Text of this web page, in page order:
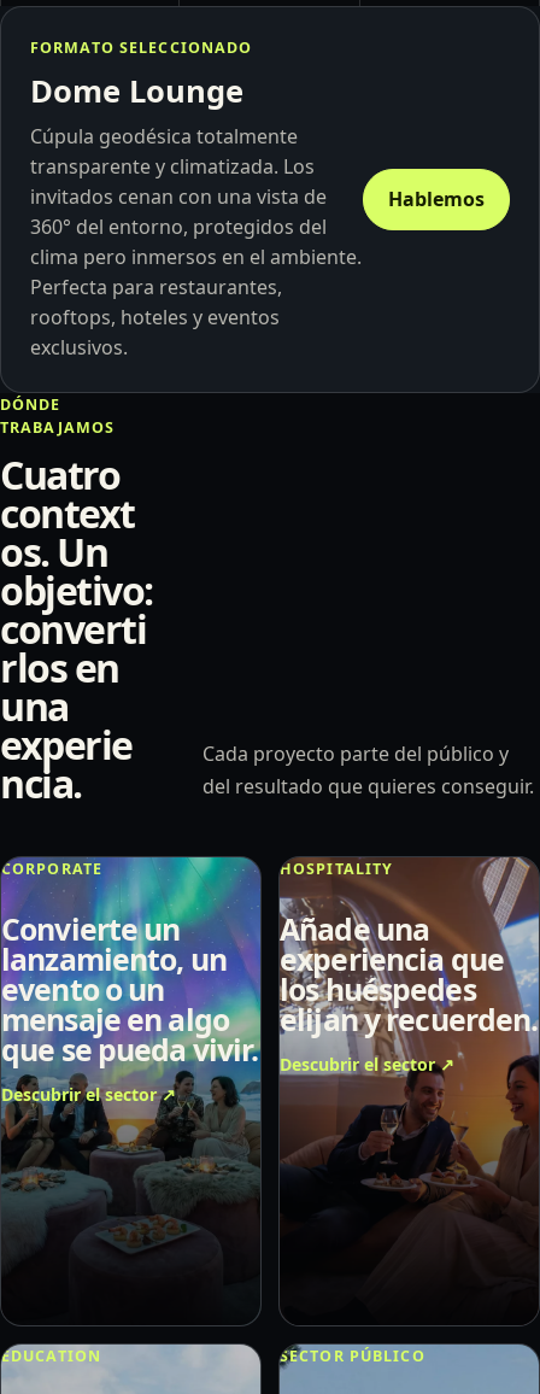
FORMATO SELECCIONADO
Dome Lounge
Cúpula geodésica totalmente
transparente y climatizada. Los
invitados cenan con una vista de
360° del entorno, protegidos del
clima pero inmersos en el ambiente.
Perfecta para restaurantes,
rooftops, hoteles y eventos
exclusivos.
Hablemos
DÓNDE
TRABAJAMOS
Cuatro
context
os. Un
objetivo:
converti
rlos en
una
experie
ncia.
Cada proyecto parte del público y
del resultado que quieres conseguir.
CORPORATE
Convierte un
lanzamiento, un
evento o un
mensaje en algo
que se pueda vivir.
Descubrir el sector↗
HOSPITALITY
Añade una
experiencia que
los huéspedes
elijan y recuerden.
Descubrir el sector↗
EDUCATION SECTOR PÚBLICO